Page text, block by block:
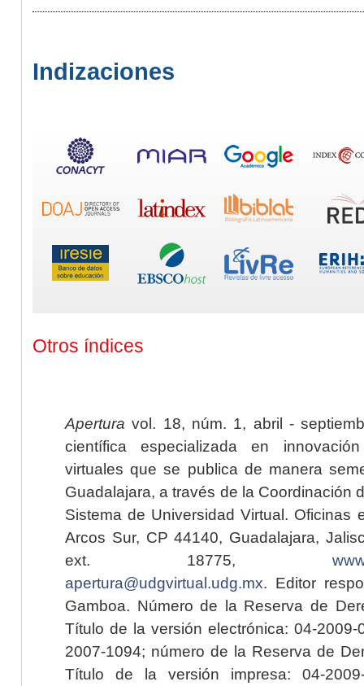
Indizaciones
Otros índices
Apertura vol. 18, núm. 1, abril -
científica especializada en
virtuales que se publica de manera
Guadalajara, a través de la Coordinación
Sistema de Universidad Virtual. Oficinas
Arcos Sur, CP 44140, Guadalajara,
ext. 18775,
apertura@udgvirtual.udg.mx. Editor
Gamboa. Número de la Reserva de
Título de la versión electrónica: 04-2009-
2007-1094; número de la Reserva de
Título de la versión impresa: 04-2009-